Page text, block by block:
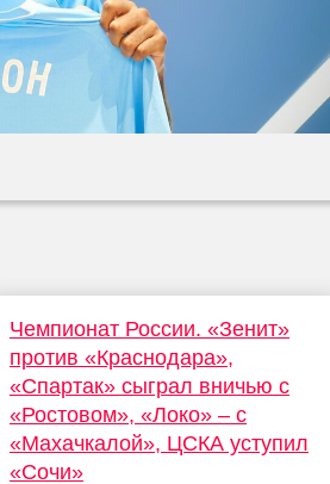
Чемпионат России. «Зенит»
против «Краснодара»,
«Спартак» сыграл вничью с
«Ростовом», «Локо» – с
«Махачкалой», ЦСКА уступил
«Сочи»